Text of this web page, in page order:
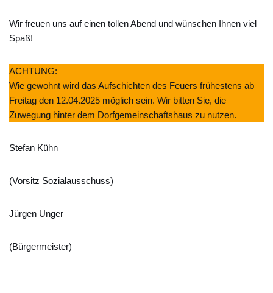
Wir freuen uns auf einen tollen Abend und wünschen Ihnen viel
Spaß!
ACHTUNG:
Wie gewohnt wird das Aufschichten des Feuers frühestens ab
Freitag den 12.04.2025 möglich sein. Wir bitten Sie, die
Zuwegung hinter dem Dorfgemeinschaftshaus zu nutzen.
Stefan Kühn
(Vorsitz Sozialausschuss)
Jürgen Unger
(Bürgermeister)